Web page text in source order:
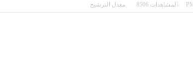
المشاهدات 8506 معدل الترشيح